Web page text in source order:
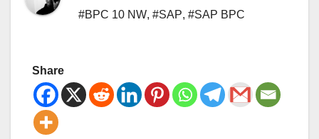
#BPC 10 NW, #SAP, #SAP BPC
Share